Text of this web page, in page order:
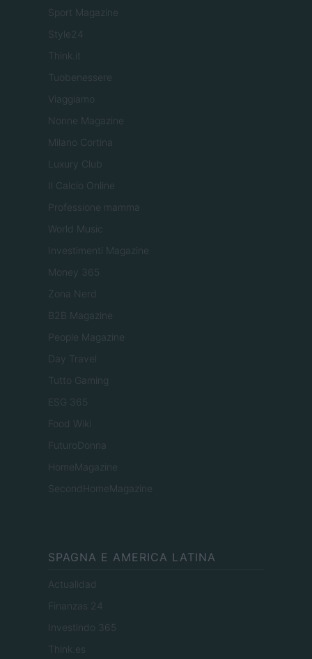
Sport Magazine
Style24
Think.it
Tuobenessere
Viaggiamo
Nonne Magazine
Milano Cortina
Luxury Club
Il Calcio Online
Professione mamma
World Music
Investimenti Magazine
Money 365
Zona Nerd
B2B Magazine
People Magazine
Day Travel
Tutto Gaming
ESG 365
Food Wiki
FuturoDonna
HomeMagazine
SecondHomeMagazine
SPAGNA E AMERICA LATINA
Actualidad
Finanzas 24
Investindo 365
Think.es